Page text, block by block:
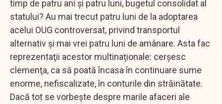
timp de patru ani şi patru luni, bugetul consolidat al
statului? Au mai trecut patru luni de la adoptarea
acelui OUG controversat, privind transportul
alternativ şi mai vrei patru luni de amânare. Asta fac
reprezentaţii acestor multinaţionale: cerşesc
clemenţa, ca să poată încasa în continuare sume
enorme, nefiscalizate, în conturile din străinătate.
Dacă tot se vorbeşte despre marile afaceri ale